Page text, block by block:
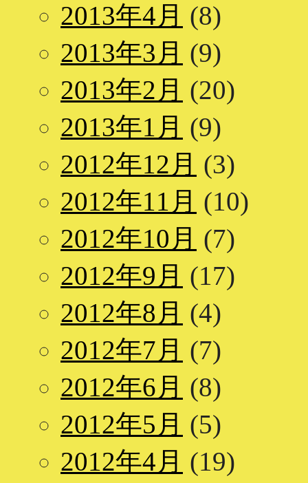
2013年4月 (8)
2013年3月 (9)
2013年2月 (20)
2013年1月 (9)
2012年12月 (3)
2012年11月 (10)
2012年10月 (7)
2012年9月 (17)
2012年8月 (4)
2012年7月 (7)
2012年6月 (8)
2012年5月 (5)
2012年4月 (19)